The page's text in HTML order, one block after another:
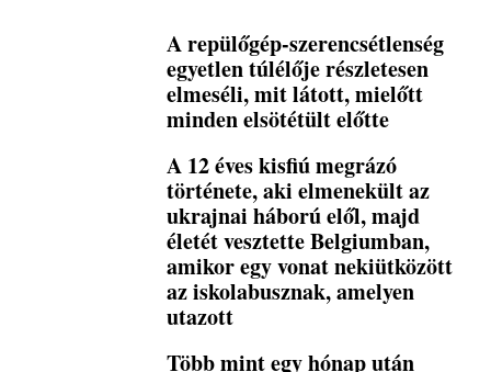
A repülőgép-szerencsétlenség
egyetlen túlélője részletesen
elmeséli, mit látott, mielőtt
minden elsötétült előtte
A 12 éves kisfiú megrázó
története, aki elmenekült az
ukrajnai háború elől, majd
életét vesztette Belgiumban,
amikor egy vonat nekiütközött
az iskolabusznak, amelyen
utazott
Több mint egy hónap után